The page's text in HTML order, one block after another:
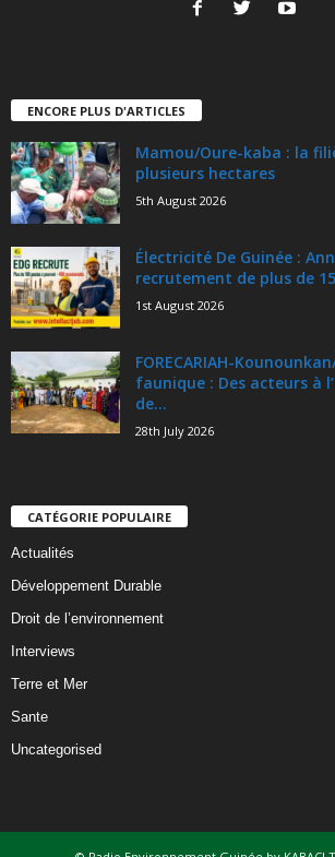
ENCORE PLUS D'ARTICLES
Mamou/Oure-kaba : la
plusieurs hectares
5th August 2026
Électricité De Guinée :
recrutement de plus de
1st August 2026
FORECARIAH-
faunique : Des acteurs à
de...
28th July 2026
CATÉGORIE POPULAIRE
Actualités
Développement Durable
Droit de l’environnement
Interviews
Terre et Mer
Sante
Uncategorised